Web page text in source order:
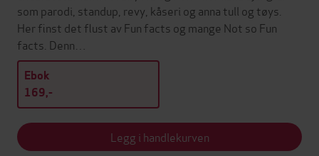
som parodi, standup, revy, kåseri og anna tull og tøys.
Her finst det flust av Fun facts og mange Not so Fun
facts. Denn…
Ebok
169,-
Legg i handlekurven